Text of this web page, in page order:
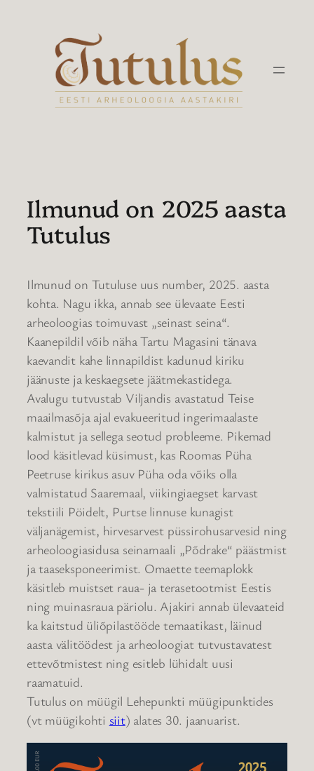
Ilmunud on 2025 aasta
Tutulus
Ilmunud on Tutuluse uus number, 2025. aasta
kohta. Nagu ikka, annab see ülevaate Eesti
arheoloogias toimuvast „seinast seina“.
Kaanepildil võib näha Tartu Magasini tänava
kaevandit kahe linnapildist kadunud kiriku
jäänuste ja keskaegsete jäätmekastidega.
Avalugu tutvustab Viljandis avastatud Teise
maailmasõja ajal evakueeritud ingerimaalaste
kalmistut ja sellega seotud probleeme. Pikemad
lood käsitlevad küsimust, kas Roomas Püha
Peetruse kirikus asuv Püha oda võiks olla
valmistatud Saaremaal, viikingiaegset karvast
tekstiili Pöidelt, Purtse linnuse kunagist
väljanägemist, hirvesarvest püssirohusarvesid ning
arheoloogiasidusa seinamaali „Põdrake“ päästmist
ja taaseksponeerimist. Omaette teemaplokk
käsitleb muistset raua- ja terasetootmist Eestis
ning muinasraua päriolu. Ajakiri annab ülevaateid
ka kaitstud üliõpilastööde temaatikast, läinud
aasta välitöödest ja arheoloogiat tutvustavatest
ettevõtmistest ning esitleb lühidalt uusi
raamatuid.
Tutulus on müügil Lehepunkti müügipunktides
(vt müügikohti siit) alates 30. jaanuarist.